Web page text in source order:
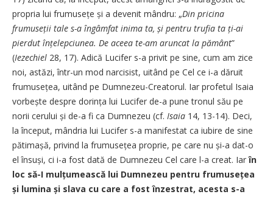
propria lui frumusețe și a devenit mândru: „Din pricina
frumuseții tale s-a îngâmfat inima ta, și pentru trufia ta ți-ai
pierdut înțelepciunea. De aceea te-am aruncat la pământ”
(Iezechiel 28, 17). Adică Lucifer s-a privit pe sine, cum am zice
noi, astăzi, într-un mod narcisist, uitând pe Cel ce i-a dăruit
frumusețea, uitând pe Dumnezeu-Creatorul. Iar profetul Isaia
vorbește despre dorința lui Lucifer de-a pune tronul său pe
norii cerului și de-a fi ca Dumnezeu (cf. Isaia 14, 13-14). Deci,
la început, mândria lui Lucifer s-a manifestat ca iubire de sine
pătimașă, privind la frumusețea proprie, pe care nu și-a dat-o
el însuși, ci i-a fost dată de Dumnezeu Cel care l-a creat. Iarîn
loc să-I mulțumească lui Dumnezeu pentru fru­musețea
și lumina și slava cu care a fost înzestrat, acesta s-a